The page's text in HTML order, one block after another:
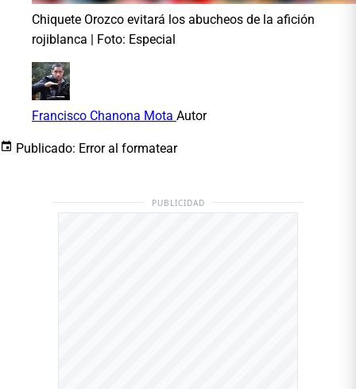
Chiquete Orozco evitará los abucheos de la afición
rojiblanca | Foto: Especial
Francisco Chanona Mota Autor
Publicado: Error al formatear
PUBLICIDAD